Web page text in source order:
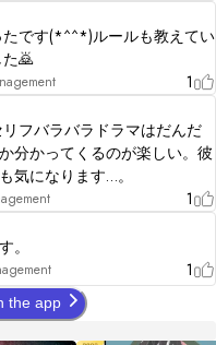
です(*^^*)ルールも教えてい
🙇
1
フバラバラドラマはだんだ
分かってくるのが楽しい。彼
気になります…。
1
。
1
the app